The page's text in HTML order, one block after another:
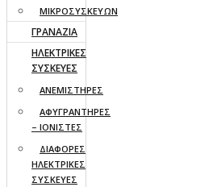
ΜΙΚΡΟΣΥΣΚΕΥΩΝ
ΓΡΑΝΑΖΙΑ
ΗΛΕΚΤΡΙΚΕΣ
ΣΥΣΚΕΥΕΣ
ΑΝΕΜΙΣΤΗΡΕΣ
ΑΦΥΓΡΑΝΤΗΡΕΣ
– ΙΟΝΙΣΤΕΣ
ΔΙΑΦΟΡΕΣ
ΗΛΕΚΤΡΙΚΕΣ
ΣΥΣΚΕΥΕΣ